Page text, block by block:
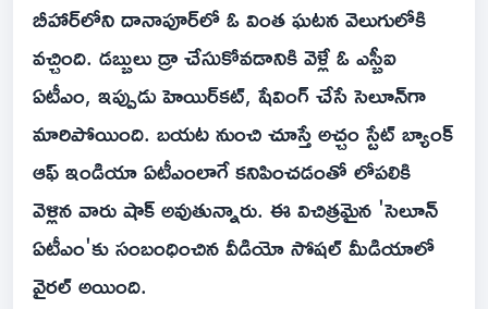
బీహార్‌లోని దానాపూర్‌లో ఓ వింత ఘటన వెలుగులోకి
వచ్చింది. డబ్బులు డ్రా చేసుకోవడానికి వెళ్లే ఓ ఎస్బీఐ
ఏటీఎం, ఇప్పుడు హెయిర్‌కట్, షేవింగ్ చేసే సెలూన్‌గా
మారిపోయింది. బయట నుంచి చూస్తే అచ్చం స్టేట్ బ్యాంక్
ఆఫ్ ఇండియా ఏటీఎంలాగే కనిపించడంతో లోపలికి
వెళ్లిన వారు షాక్ అవుతున్నారు. ఈ విచిత్రమైన 'సెలూన్
ఏటీఎం'కు సంబంధించిన వీడియో సోషల్ మీడియాలో
వైరల్ అయింది.